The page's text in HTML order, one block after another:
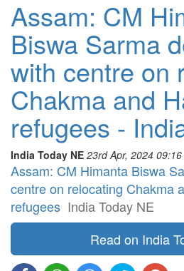
Assam: CM
Biswa Sarma
with centre on
Chakma and
refugees -
India Today NE 23rd Apr, 2024
Assam: CM Himanta Biswa
centre on relocating Chakma
refugees India Today NE
Read on India